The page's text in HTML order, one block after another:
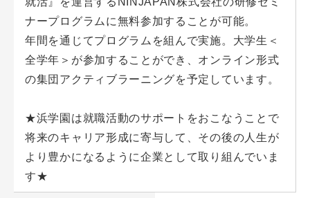
ナープログラムに無料参加することが可能。
年間を通じてプログラムを組んで実施。大学生＜
全学年＞が参加することができ、オンライン形式
の集団アクティブラーニングを予定しています。
★浜学園は就職活動のサポートをおこなうことで
将来のキャリア形成に寄与して、その後の人生が
より豊かになるように企業として取り組んでいま
す★